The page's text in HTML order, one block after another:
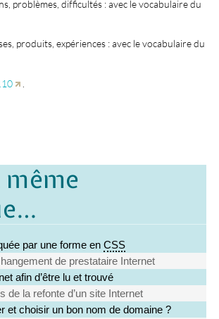
problèmes, difficultés : avec le vocabulaire du
produits, expériences : avec le vocabulaire du
même
par une forme enCSS
de prestataire Internet
afin d’être lu et trouvé
de la refonte d’un site Internet
et choisir un bon nom de domaine ?